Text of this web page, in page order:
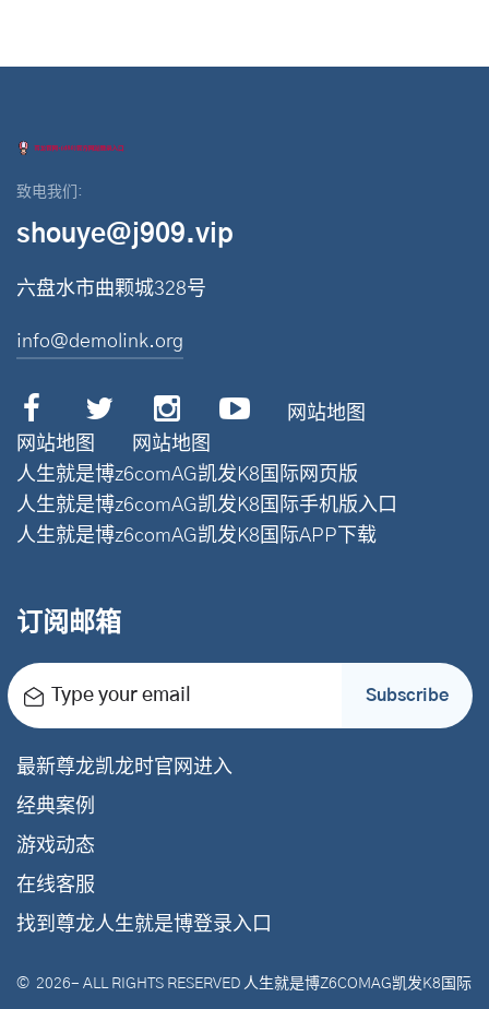
致电我们:
shouye@j909.vip
六盘水市曲颗城328号
info@demolink.org
网站地图
网站地图
网站地图
人生就是博z6comAG凯发K8国际网页版
人生就是博z6comAG凯发K8国际手机版入口
人生就是博z6comAG凯发K8国际APP下载
订阅邮箱
Type your email Subscribe
最新尊龙凯龙时官网进入
经典案例
游戏动态
在线客服
找到尊龙人生就是博登录入口
© 2026- ALL RIGHTS RESERVED 人生就是博Z6COMAG凯发K8国际